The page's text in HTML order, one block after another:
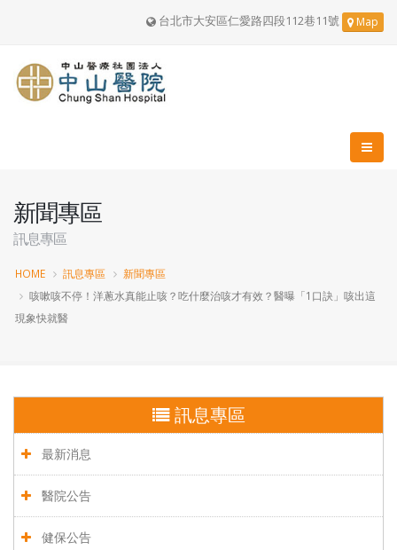
台北市大安區仁愛路四段112巷11號 Map
新聞專區
訊息專區
HOME 訊息專區
新聞專區
咳嗽咳不停！洋蔥水真能止咳？吃什麼治咳才有效？醫曝「1口訣」咳出這
現象快就醫
訊息專區
最新消息
醫院公告
健保公告